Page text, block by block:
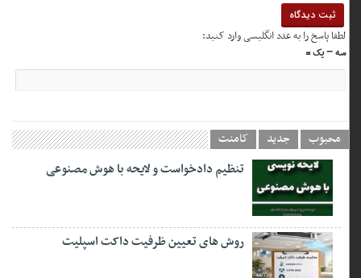
لطفا پاسخ را به عدد انگلیسی وارد کنید:
سه − یک =
محبوب جدید کامنت
تنظیم دادخواست و لایحه با هوش مصنوعی
روش های تعیین ظرفیت داکت اسپلیت